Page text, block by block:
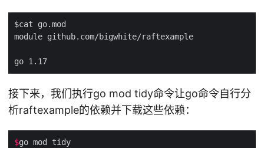
接下来，我们执行go mod tidy命令让go命令自行分
析raftexample的依赖并下载这些依赖：
$